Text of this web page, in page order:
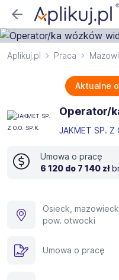
Aplikuj.pl Praca
Aktualne
Operator/
JAKMET SP. Z
Umowa o pracę
6 120 do 7 140 zł
Osieck,
pow. otwocki
Umowa o pracę